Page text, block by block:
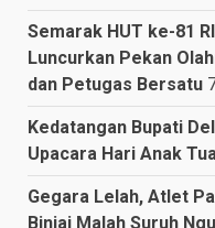
Semarak HUT ke-81
Luncurkan Pekan
dan Petugas Bersatu
Kedatangan Bupati
Upacara Hari Anak
Gegara Lelah, Atlet
Binjai Malah Suruh